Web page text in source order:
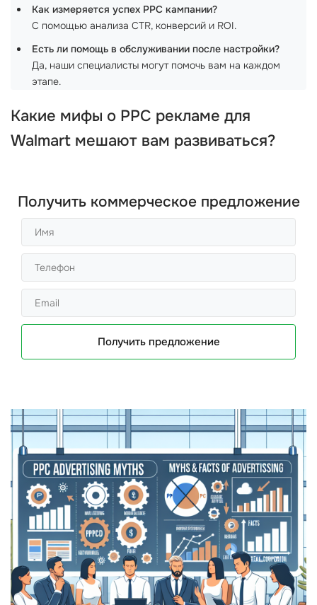
Как измеряется успех PPC кампании?
С помощью анализа CTR, конверсий и ROI.
Есть ли помощь в обслуживании после настройки?
Да, наши специалисты могут помочь вам на каждом
этапе.
Какие мифы о PPC рекламе для
Walmart мешают вам развиваться?
Получить коммерческое предложение
Получить предложение